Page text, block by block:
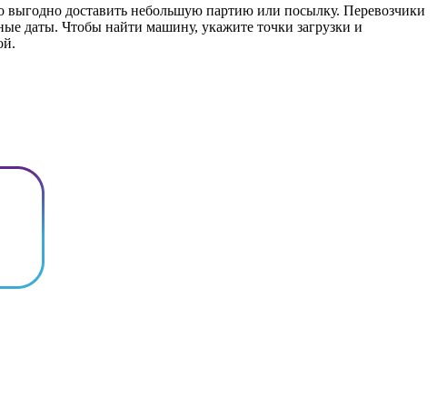
выгодно доставить небольшую партию или посылку. Перевозчики
даты. Чтобы найти машину, укажите точки загрузки и